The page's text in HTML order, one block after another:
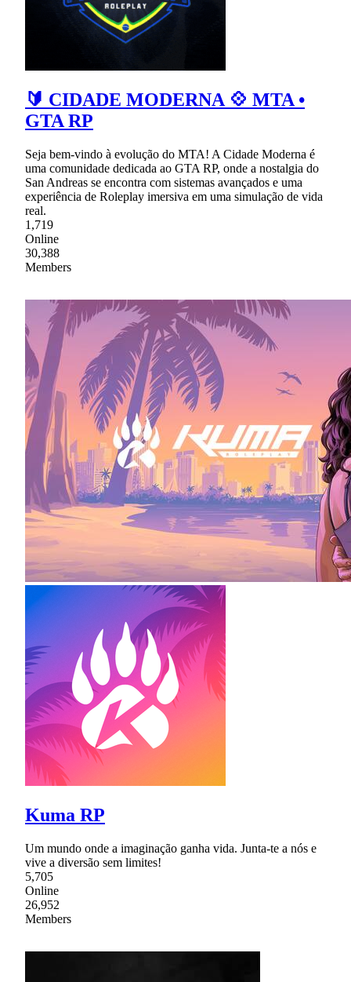
🔰 CIDADE MODERNA 💠 MTA •
GTA RP
Seja bem-vindo à evolução do MTA! A Cidade Moderna é
uma comunidade dedicada ao GTA RP, onde a nostalgia do
San Andreas se encontra com sistemas avançados e uma
experiência de Roleplay imersiva em uma simulação de vida
real.
1,719
Online
30,388
Members
Kuma RP
Um mundo onde a imaginação ganha vida. Junta-te a nós e
vive a diversão sem limites!
5,705
Online
26,952
Members